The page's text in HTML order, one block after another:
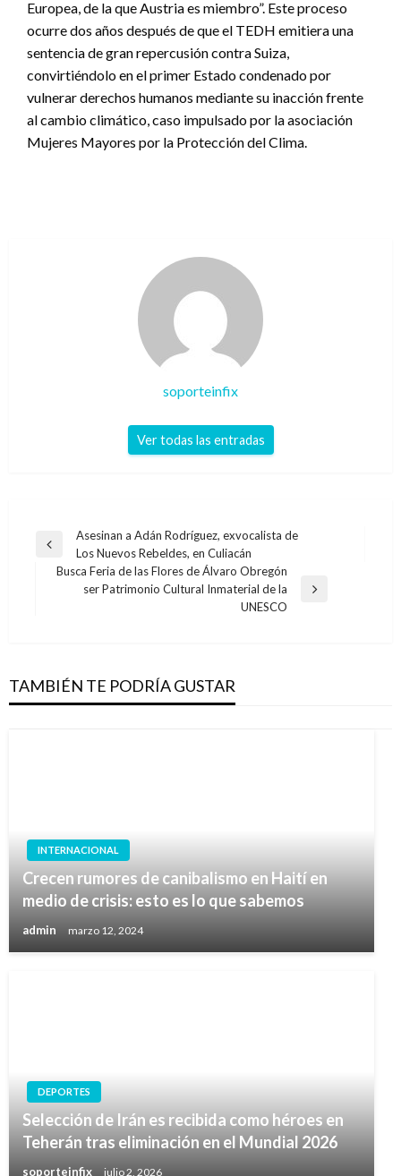
Europea, de la que Austria es miembro”. Este proceso
ocurre dos años después de que el TEDH emitiera una
sentencia de gran repercusión contra Suiza,
convirtiéndolo en el primer Estado condenado por
vulnerar derechos humanos mediante su inacción frente
al cambio climático, caso impulsado por la asociación
Mujeres Mayores por la Protección del Clima.
soporteinfix
Ver todas las entradas
Navegación
entradas
Entrada
anterior
Asesinan a Adán Rodríguez, exvocalista de
Los Nuevos Rebeldes, en Culiacán
Entrada
Busca Feria de las Flores de Álvaro Obregón
ser Patrimonio Cultural Inmaterial de la
UNESCO
TAMBIÉN TE PODRÍA GUSTAR
INTERNACIONAL
Crecen rumores de canibalismo en Haití en
medio de crisis: esto es lo que sabemos
admin marzo 12, 2024
DEPORTES
Selección de Irán es recibida como héroes en
Teherán tras eliminación en el Mundial 2026
soporteinfix julio 2, 2026